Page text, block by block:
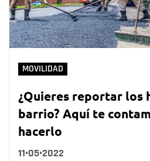
MOVILIDAD
¿Quieres reportar los
barrio? Aquí te
hacerlo
11•05•2022